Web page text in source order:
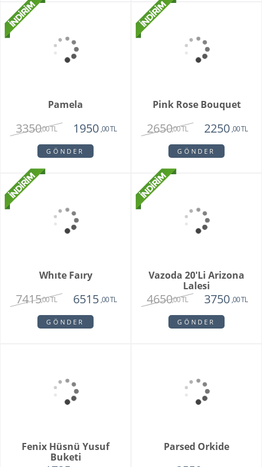
Purple Melek Orkide
1875
Vivam Orkide
Pamela
3350 ,00 TL 1950
GÖNDER
Pink Rose Bouquet
2650 ,00 TL 2250
GÖNDER